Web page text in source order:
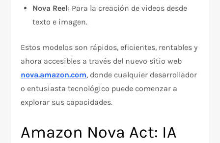
Nova Reel: Para la creación de videos desde
texto e imagen.
Estos modelos son rápidos, eficientes, rentables y
ahora accesibles a través del nuevo sitio web
nova.amazon.com, donde cualquier desarrollador
o entusiasta tecnológico puede comenzar a
explorar sus capacidades.
Amazon Nova Act: IA